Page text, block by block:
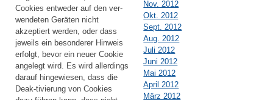
Cookies entweder auf den ver-
wendeten Geräten nicht
akzeptiert werden, oder dass
jeweils ein besonderer Hinweis
erfolgt, bevor ein neuer Cookie
angelegt wird. Es wird allerdings
darauf hingewiesen, dass die
Deak-tivierung von Cookies
Nov. 2012
Okt. 2012
Sept. 2012
Aug. 2012
Juli 2012
Juni 2012
Mai 2012
April 2012
März 2012